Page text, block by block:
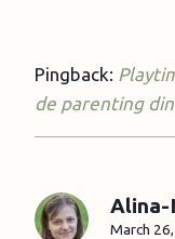
Pingback:
de parenting
Alina-
March